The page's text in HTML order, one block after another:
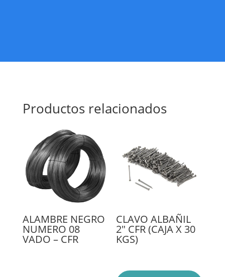
Productos relacionados
ALAMBRE NEGRO
NUMERO 08
VADO – CFR
CLAVO ALBAÑIL
2″ CFR (CAJA X 30
KGS)